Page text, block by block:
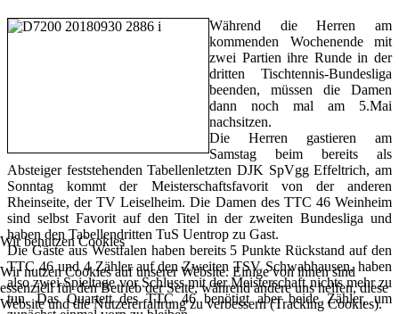
Während die Herren am
kommenden Wochenende mit
zwei Partien ihre Runde in der
dritten Tischtennis-Bundesliga
beenden, müssen die Damen
dann noch mal am 5.Mai
nachsitzen.
Die Herren gastieren am
Samstag beim bereits als
Absteiger feststehenden Tabellenletzten DJK SpVgg Effeltrich, am
Sonntag kommt der Meisterschaftsfavorit von der anderen
Rheinseite, der TV Leiselheim. Die Damen des TTC 46 Weinheim
sind selbst Favorit auf den Titel in der zweiten Bundesliga und
haben den Tabellendritten TuS Uentrop zu Gast.
Die Gäste aus Westfalen haben bereits 5 Punkte Rückstand auf den
TTC 46 und 4 Zähler auf den Zweiten TSV Schwabhausen, haben
also zwei Spieltage vor Schluss mit der Meisterschaft nichts mehr zu
tun. Das Quartett des TTC 46 benötigt aber beide Zähler, um
Wir benutzen Cookies
Wir nutzen Cookies auf unserer Website. Einige von ihnen sind
essenziell für den Betrieb der Seite, während andere uns helfen, diese
Website und die Nutzererfahrung zu verbessern (Tracking Cookies).